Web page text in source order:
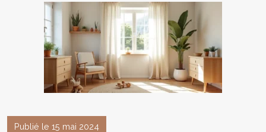
Publié le 15 mai 2024